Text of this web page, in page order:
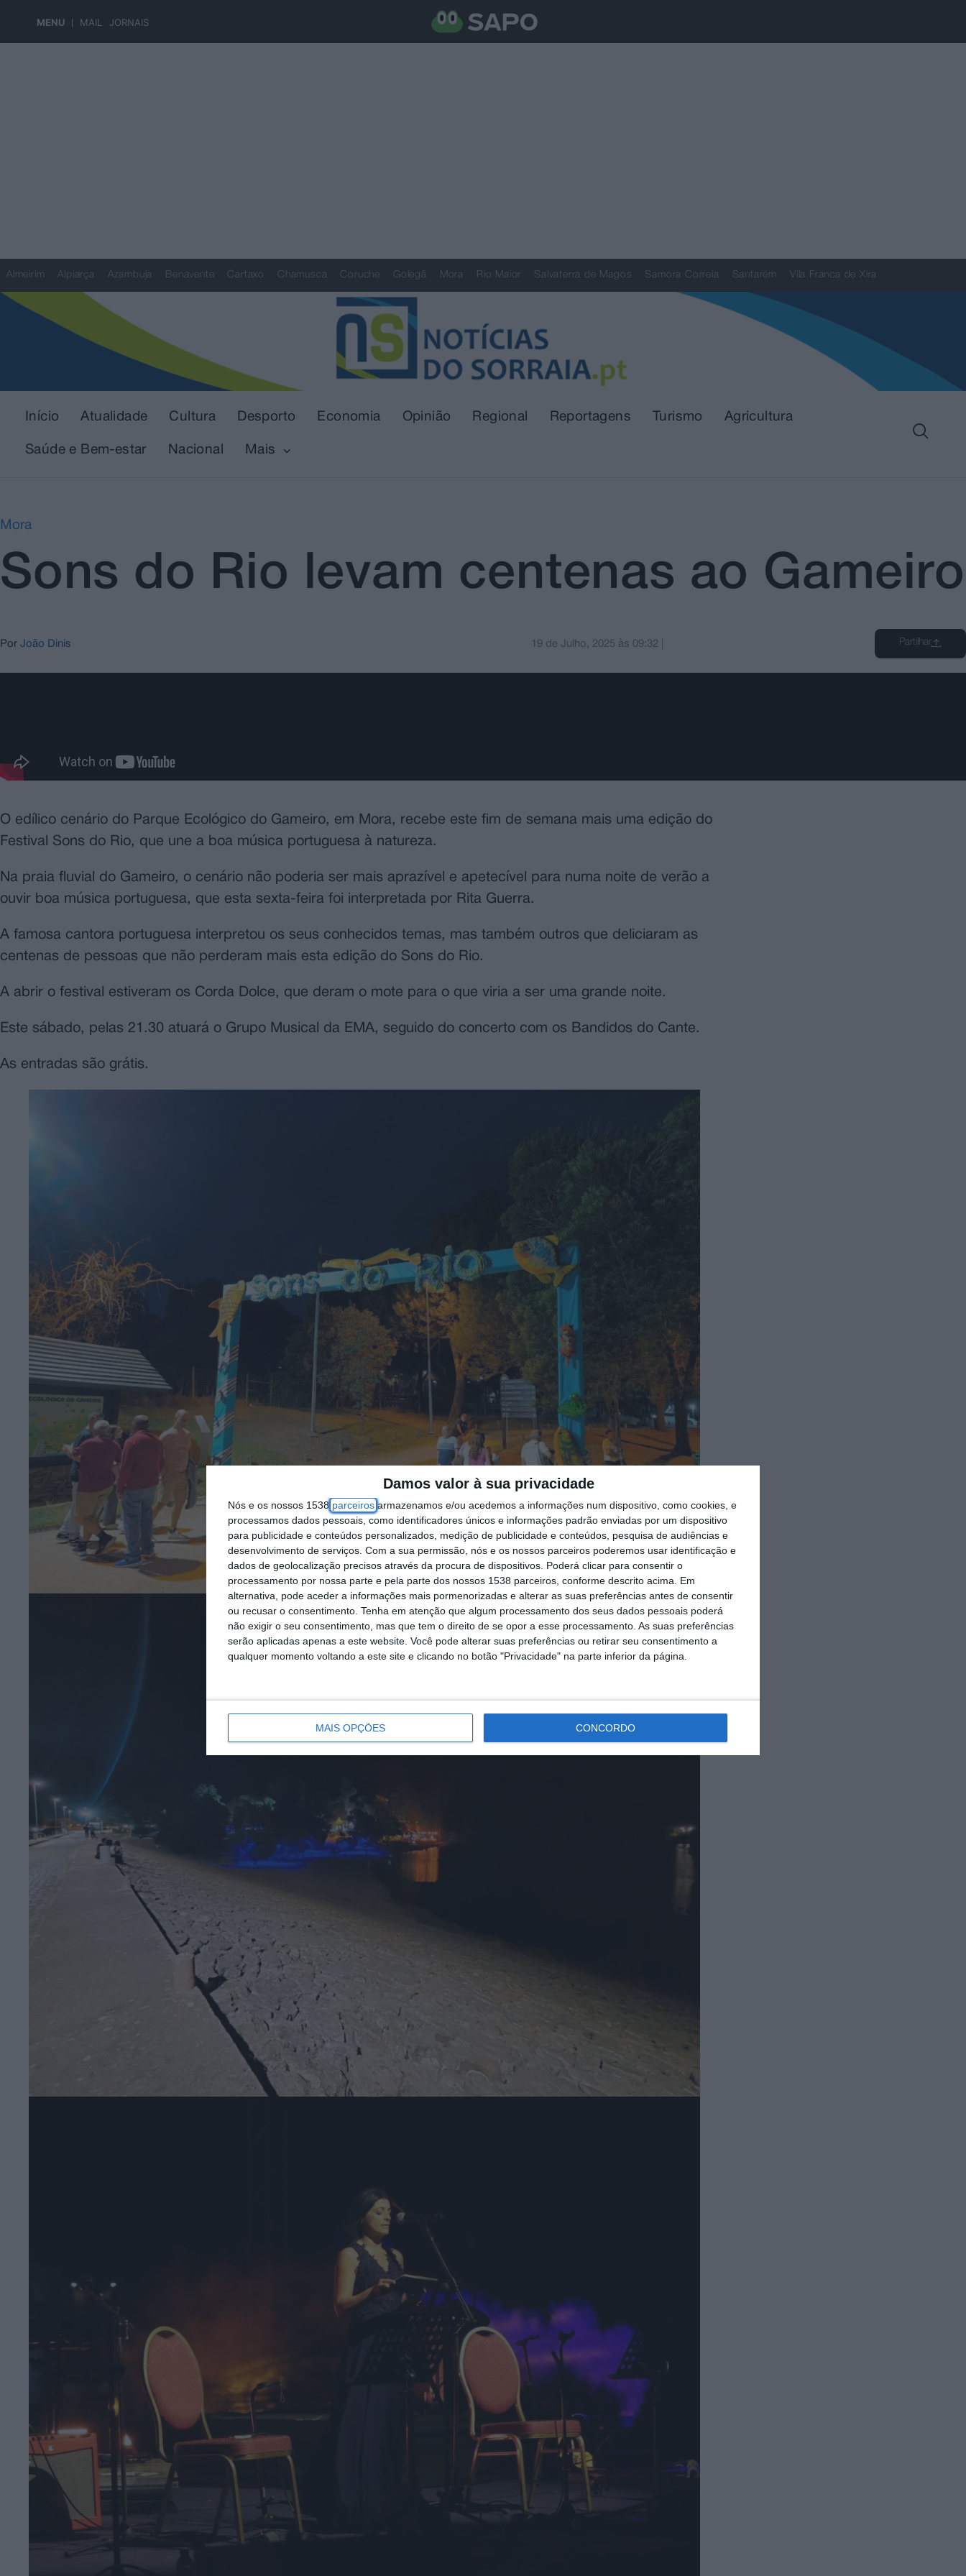
MENU MAIL JORNAIS
Damos valor à sua privacidade
Nós e os nossos 1538parceirosarmazenamos e/ou acedemos a informações num dispositivo, como cookies, e
processamos dados pessoais, como identificadores únicos e informações padrão enviadas por um dispositivo
para publicidade e conteúdos personalizados, medição de publicidade e conteúdos, pesquisa de audiências e
desenvolvimento de serviços. Com a sua permissão, nós e os nossos parceiros poderemos usar identificação e
dados de geolocalização precisos através da procura de dispositivos. Poderá clicar para consentir o
processamento por nossa parte e pela parte dos nossos 1538 parceiros, conforme descrito acima. Em
alternativa, pode aceder a informações mais pormenorizadas e alterar as suas preferências antes de consentir
ou recusar o consentimento. Tenha em atenção que algum processamento dos seus dados pessoais poderá
não exigir o seu consentimento, mas que tem o direito de se opor a esse processamento. As suas preferências
serão aplicadas apenas a este website. Você pode alterar suas preferências ou retirar seu consentimento a
qualquer momento voltando a este site e clicando no botão "Privacidade" na parte inferior da página.
MAIS OPÇÕES CONCORDO
Almeirim Alpiarça Azambuja Benavente Cartaxo Chamusca Coruche Golegã Mora Rio Maior Salvaterra de Magos Samora Correia Santarém Vila Franca de Xira
Início Atualidade Cultura Desporto Economia Opinião Regional Reportagens Turismo Agricultura
Saúde e Bem-estar Nacional Mais
Mora
Sons do Rio levam centenas ao Gameiro
Por João Dinis 19 de Julho, 2025 às 09:32 Partilhar
O edílico cenário do Parque Ecológico do Gameiro, em Mora, recebe este fim de semana mais uma edição do
Festival Sons do Rio, que une a boa música portuguesa à natureza.
Na praia fluvial do Gameiro, o cenário não poderia ser mais aprazível e apetecível para numa noite de verão a
ouvir boa música portuguesa, que esta sexta-feira foi interpretada por Rita Guerra.
A famosa cantora portuguesa interpretou os seus conhecidos temas, mas também outros que deliciaram as
centenas de pessoas que não perderam mais esta edição do Sons do Rio.
A abrir o festival estiveram os Corda Dolce, que deram o mote para o que viria a ser uma grande noite.
Este sábado, pelas 21.30 atuará o Grupo Musical da EMA, seguido do concerto com os Bandidos do Cante.
As entradas são grátis.